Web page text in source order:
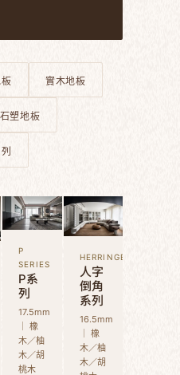
實木地板
塑地板
P
SERIES
P系
列
17.5mm
｜ 橡
木／柚
木／胡
桃木
HERRINGBONE
人字
倒角
系列
16.5mm
｜ 橡
木／柚
木／胡